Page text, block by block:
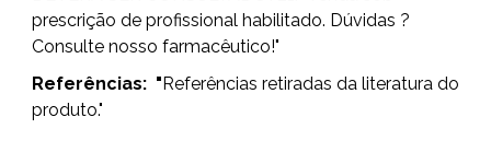
prescrição de profissional habilitado. Dúvidas ?
Consulte nosso farmacêutico!"
Referências: "Referências retiradas da literatura do
produto."